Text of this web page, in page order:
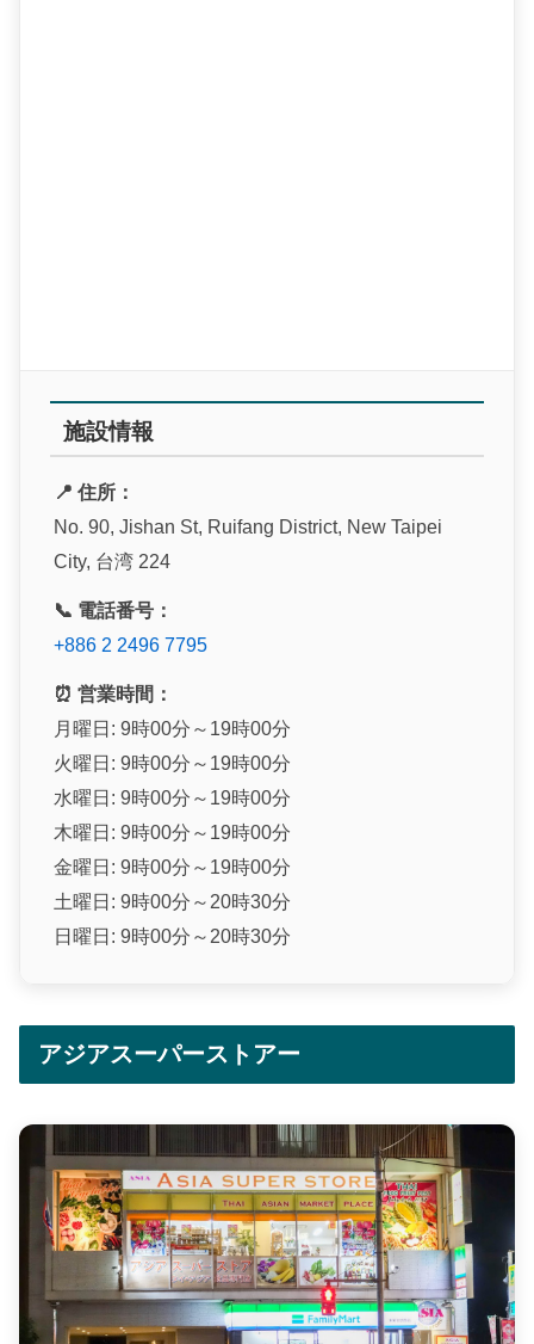
施設情報
📍 住所：
No. 90, Jishan St, Ruifang District, New Taipei
City, 台湾 224
📞 電話番号：
+886 2 2496 7795
⏰ 営業時間：
月曜日: 9時00分～19時00分
火曜日: 9時00分～19時00分
水曜日: 9時00分～19時00分
木曜日: 9時00分～19時00分
金曜日: 9時00分～19時00分
土曜日: 9時00分～20時30分
日曜日: 9時00分～20時30分
アジアスーパーストアー